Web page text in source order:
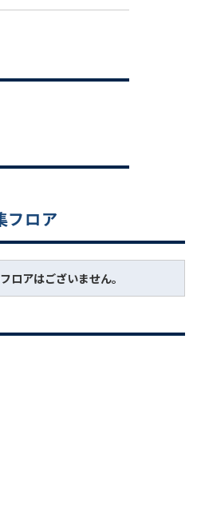
フロア
ロアはございません。